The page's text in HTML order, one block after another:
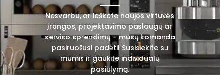
Nesvarbu, ar ieškote naujos virtuvės
įrangos, projektavimo paslaugų ar
serviso sprendimų – mūsų komanda
pasiruošusi padėti! Susisiekite su
mumis ir gaukite individualų
pasiūlymą.